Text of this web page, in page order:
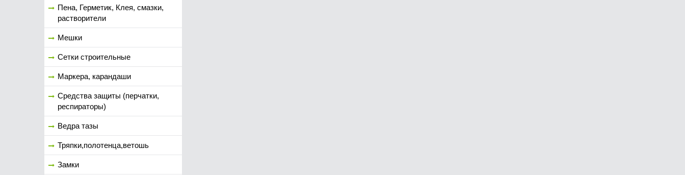
Пена, Герметик, Клея, смазки,
растворители
Мешки
Сетки строительные
Маркера, карандаши
Средства защиты (перчатки,
респираторы)
Ведра тазы
Тряпки,полотенца,ветошь
Замки